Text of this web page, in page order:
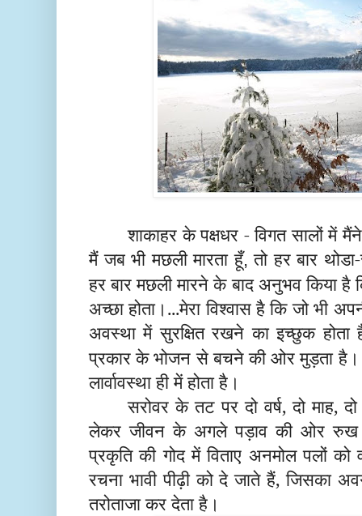
शाकाहर के पक्षधर -विगत सालों में
मैं जब भी मछली मारता हूँ,तो हर बार
हर बार मछली मारने के बाद अनुभव किया है
अच्छा होता।...मेरा विश्वास है कि जो भी
अवस्था में सुरक्षित रखने का इच्छुक होता
प्रकार के भोजन से बचने की ओर मुड़ता है।
लार्वावस्था ही में होता है।
सरोवर के तट पर दो वर्ष, दो माह,
लेकर जीवन के अगले पड़ाव की ओर
प्रकृति की गोद में विताए अनमोल पलों
रचना भावी पीढ़ी को दे जाते हैं, जिसका
तरोताजा कर देता है।